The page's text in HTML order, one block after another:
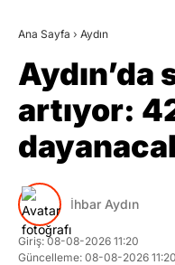
Ana Sayfa › Aydın
Aydın’da
artıyor:
İhbar Aydın
Giriş: 08-08-2026 11:20
Güncelleme: 08-08-2026 11:20